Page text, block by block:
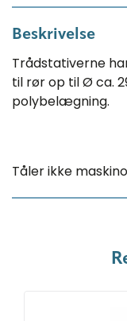
Beskrivelse
Trådstativerne
til rør op til Ø ca.
polybelægning.
Tåler ikke